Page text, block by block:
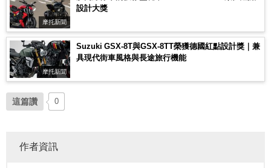
摩托新聞
設計大獎
摩托新聞
Suzuki GSX-8T與GSX-8TT榮獲德國紅點設計獎｜兼
具現代街車風格與長途旅行機能
這篇讚 0
作者資訊